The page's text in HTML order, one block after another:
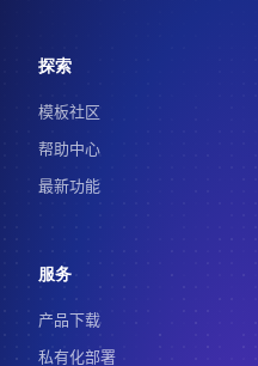
探索
模板社区
帮助中心
最新功能
服务
产品下载
私有化部署